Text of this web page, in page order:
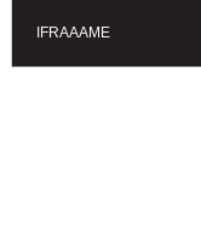
IFRAAAME